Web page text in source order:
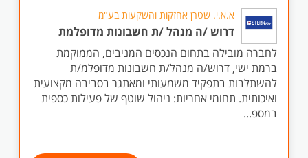
א.א.י. שטרן אחזקות והשקעות בע"מ
דרוש /ה מנהל /ת חשבונות מדופלמת
לחברה מובילה בתחום הנכסים המניבים, הממוקמת
ברמת ישי, דרוש/ה מנהל/ת חשבונות מדופלמ/ת
להשתלבות בתפקיד משמעותי ומאתגר בסביבה מקצועית
ואיכותית. תחומי אחריות: ניהול שוטף של פעילות כספית
במספ...